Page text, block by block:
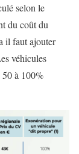
selon le
du coût du
il faut ajouter
véhicules
50 à 100%